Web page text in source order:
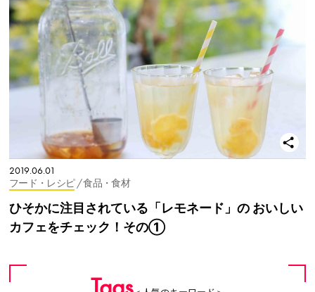
2019.06.01
フード・レシピ / 食品・食材
ひそかに注目されている「レモネード」の おいしい
カフェをチェック！その①